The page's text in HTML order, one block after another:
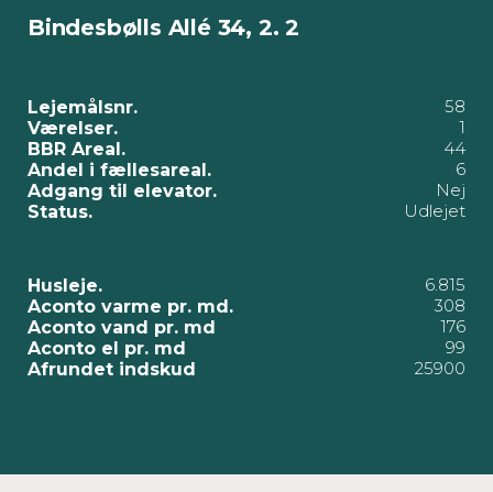
Bindesbølls Allé 34, 2. 2
Lejemålsnr.
58
Værelser.
1
BBR Areal.
44
Andel i fællesareal.
6
Adgang til elevator.
Nej
Status.
Udlejet
Husleje.
6.815
Aconto varme pr. md.
308
Aconto vand pr. md
176
Aconto el pr. md
99
Afrundet indskud
25900